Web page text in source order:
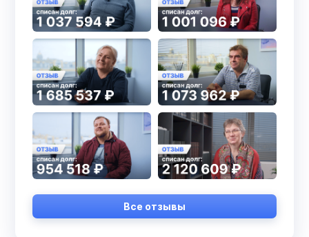
Все отзывы